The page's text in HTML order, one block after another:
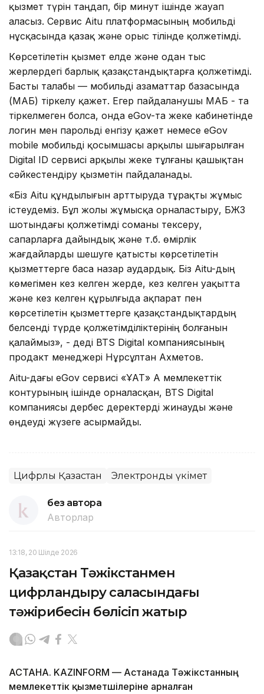
қызмет түрін таңдап, бір минут ішінде жауап
аласыз. Сервис Aitu платформасының мобильді
нұсқасында қазақ және орыс тілінде қолжетімді.
Көрсетілетін қызмет елде және одан тыс
жерлердегі барлық қазақстандықтарға қолжетімді.
Басты талабы — мобильді азаматтар базасында
(МАБ) тіркелу қажет. Егер пайдаланушы МАБ - та
тіркелмеген болса, онда еGov-та жеке кабинетінде
логин мен парольді енгізу қажет немесе eGov
mobile мобильді қосымшасы арқылы шығарылған
Digital ID сервисі арқылы жеке тұлғаны қашықтан
сәйкестендіру қызметін пайдаланады.
«Біз Aitu құндылығын арттыруда тұрақты жұмыс
істеудеміз. Бұл жолы жұмысқа орналастыру, БЖЗҚ
шотындағы қолжетімді соманы тексеру,
сапарларға дайындық және т.б. өмірлік
жағдайларды шешуге қатысты көрсетілетін
қызметтерге баса назар аудардық. Біз Aitu-дың
көмегімен кез келген жерде, кез келген уақытта
және кез келген құрылғыда ақпарат пен
көрсетілетін қызметтерге қазақстандықтардың
белсенді түрде қолжетімділіктерінің болғанын
қалаймыз», - деді BTS Digital компаниясының
продакт менеджері Нұрсұлтан Ахметов.
Aitu-дағы eGov сервисі «ҰАТ» АҚ мемлекеттік
контурының ішінде орналасқан, BTS Digital
компаниясы дербес деректерді жинауды және
өңдеуді жүзеге асырмайды.
Цифрлық Қазақстан Электронды үкімет
без автора
Авторлар
13:18, 20 Шілде 2026
Қазақстан Тәжікстанмен
цифрландыру саласындағы
тәжірибесін бөлісіп жатыр
АСТАНА. KAZINFORM — Астанада Тәжікстанның
мемлекеттік қызметшілеріне арналған